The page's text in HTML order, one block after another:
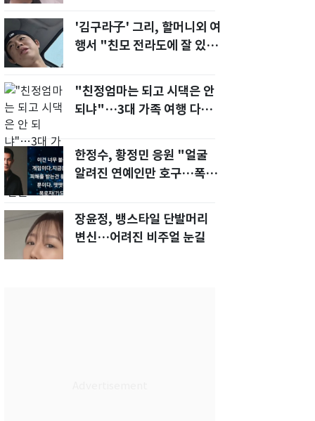
'김구라子' 그리, 할머니외 여
행서 "친모 전라도에 잘 있
"친정엄마는 되고 시댁은 안
되냐"…3대 가족 여행 다녀
한정수, 황정민 응원 "얼굴
알려진 연예인만 호구…폭로
장윤정, 뱅스타일 단발머리
변신…어려진 비주얼 눈길